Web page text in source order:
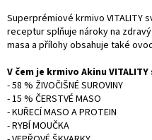
Superprémiové krmivo VITALITY
receptur splňuje nároky na
masa a přílohy obsahuje také
V čem je krmivo Akinu VITALITY
- 58 % ŽIVOČIŠNÉ SUROVINY
- 15 % ČERSTVÉ MASO
- KUŘECÍ MASO A PROTEIN
- RYBÍ MOUČKA